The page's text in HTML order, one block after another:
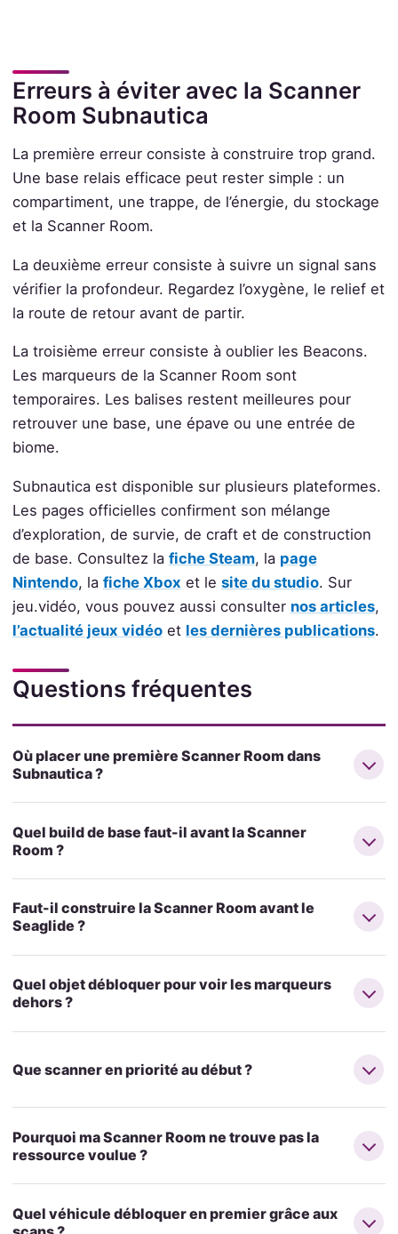
Erreurs à éviter avec la Scanner
Room Subnautica
La première erreur consiste à construire trop grand.
Une base relais efficace peut rester simple : un
compartiment, une trappe, de l’énergie, du stockage
et la Scanner Room.
La deuxième erreur consiste à suivre un signal sans
vérifier la profondeur. Regardez l’oxygène, le relief et
la route de retour avant de partir.
La troisième erreur consiste à oublier les Beacons.
Les marqueurs de la Scanner Room sont
temporaires. Les balises restent meilleures pour
retrouver une base, une épave ou une entrée de
biome.
Subnautica est disponible sur plusieurs plateformes.
Les pages officielles confirment son mélange
d’exploration, de survie, de craft et de construction
de base. Consultez la fiche Steam, la page
Nintendo, la fiche Xbox et le site du studio. Sur
jeu.vidéo, vous pouvez aussi consulter nos articles,
l’actualité jeux vidéoet les dernières publications.
Questions fréquentes
Où placer une première Scanner Room dans
Subnautica ?
Quel build de base faut-il avant la Scanner
Room ?
Faut-il construire la Scanner Room avant le
Seaglide ?
Quel objet débloquer pour voir les marqueurs
dehors ?
Que scanner en priorité au début ?
Pourquoi ma Scanner Room ne trouve pas la
ressource voulue ?
Quel véhicule débloquer en premier grâce aux